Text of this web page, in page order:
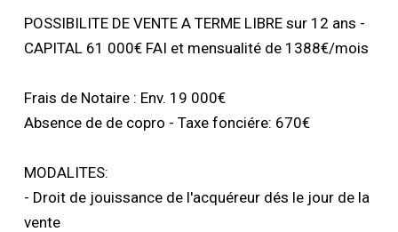
POSSIBILITE DE VENTE A TERME LIBRE sur 12 ans -
CAPITAL 61 000€ FAI et mensualité de 1388€/mois
Frais de Notaire : Env. 19 000€
Absence de de copro - Taxe fonciére: 670€
MODALITES:
- Droit de jouissance de l'acquéreur dés le jour de la
vente